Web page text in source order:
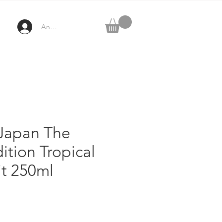
Anmelden
The
Tropical
250ml